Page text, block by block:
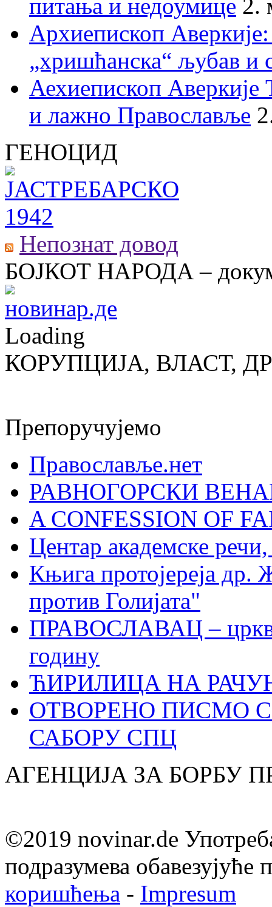
питања и недоумице 2.
Архиепископ
„хришћанска“ љубав и
Аехиепископ
и лажно Православље
ГЕНОЦИД
Непознат довод
БОЈКОТ НАРОДА –
Loading
КОРУПЦИЈА, ВЛАСТ,
Препоручујемо
Православље.нет
РАВНОГОРСКИ
A CONFESSION OF
Центар академске
Књига протојереја др.
против Голијата"
ПРАВОСЛАВАЦ –
годину
ЋИРИЛИЦА НА
ОТВОРЕНО ПИСМО
САБОРУ СПЦ
АГЕНЦИЈА ЗА БОРБУ
©2019 novinar.de
подразумева обавезујуће
коришћења - Impresum